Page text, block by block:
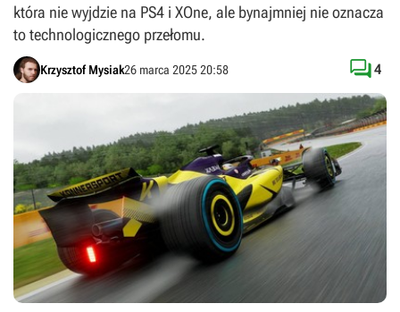
która nie wyjdzie na PS4 i XOne, ale bynajmniej nie oznacza
to technologicznego przełomu.
Krzysztof Mysiak26 marca 2025 20:58 4